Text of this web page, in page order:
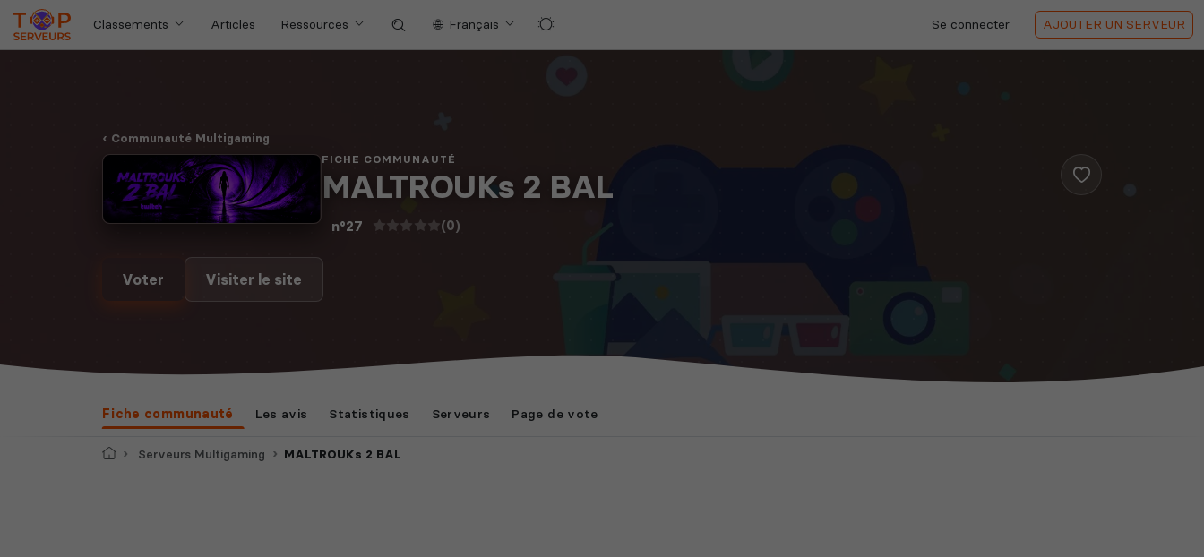
Classements Articles Ressources Français Se connecter AJOUTER UN SERVEUR
Communauté Multigaming
FICHE COMMUNAUTÉ
MALTROUKs 2 BAL
n°27 (0)
Voter Visiter le site
Fiche communauté Les avis Statistiques Serveurs Page de vote
AccueilServeurs Multigaming MALTROUKs 2 BAL